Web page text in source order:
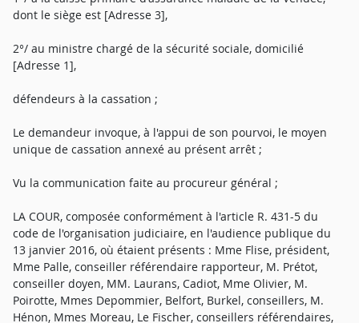
dont le siège est [Adresse 3],
2°/ au ministre chargé de la sécurité sociale, domicilié
[Adresse 1],
défendeurs à la cassation ;
Le demandeur invoque, à l'appui de son pourvoi, le moyen
unique de cassation annexé au présent arrêt ;
Vu la communication faite au procureur général ;
LA COUR, composée conformément à l'article R. 431-5 du
code de l'organisation judiciaire, en l'audience publique du
13 janvier 2016, où étaient présents : Mme Flise, président,
Mme Palle, conseiller référendaire rapporteur, M. Prétot,
conseiller doyen, MM. Laurans, Cadiot, Mme Olivier, M.
Poirotte, Mmes Depommier, Belfort, Burkel, conseillers, M.
Hénon, Mmes Moreau, Le Fischer, conseillers référendaires,